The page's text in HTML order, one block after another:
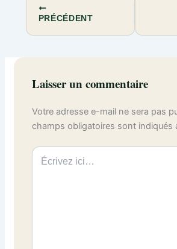
PRÉCÉDENT
Laisser un commentaire
Votre adresse e-mail ne sera pas
champs obligatoires sont indiqués
Écrivez
ici…